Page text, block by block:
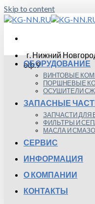
Skip to content
г. Нижний
оф.9
ОБОРУДОВАНИЕ
ВИНТОВЫЕ
ПОРШНЕВЫЕ
ОСУШИТЕЛИ
ЗАПАСНЫЕ
ЗАПЧАСТИ
ФИЛЬТРЫ И
МАСЛА И
СЕРВИС
ИНФОРМАЦИЯ
О КОМПАНИИ
КОНТАКТЫ